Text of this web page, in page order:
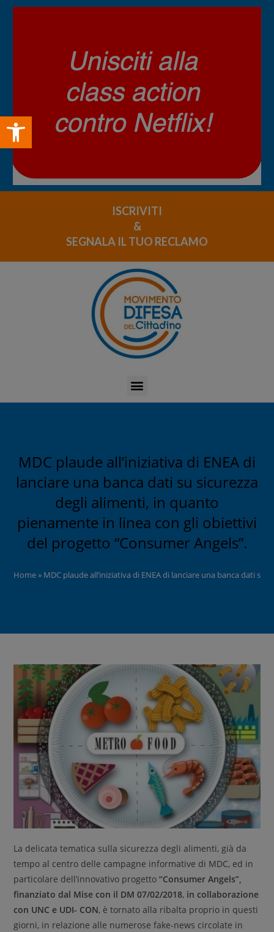
Open toolbar
ISCRIVITI
&
SEGNALA IL TUO RECLAMO
MDC plaude all’iniziativa di ENEA di
lanciare una banca dati su sicurezza
degli alimenti, in quanto
pienamente in linea con gli obiettivi
del progetto “Consumer Angels”.
Home» MDC plaude all’iniziativa di ENEA di lanciare una banca dati
La delicata tematica sulla sicurezza degli alimenti, già da
tempo al centro delle campagne informative di MDC, ed in
particolare dell’innovativo progetto“Consumer Angels”,
finanziato dal Mise con il DM 07/02/2018, in collaborazione
con UNC e UDI- CON, è tornato alla ribalta proprio in questi
giorni, in relazione alle numerose fake-news circolate in